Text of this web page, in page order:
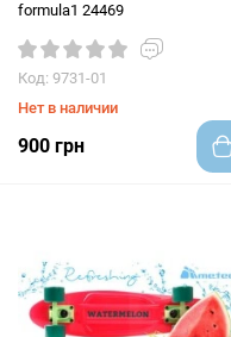
formula1 24469
Код: 9731-01
Нет в наличии
900 грн